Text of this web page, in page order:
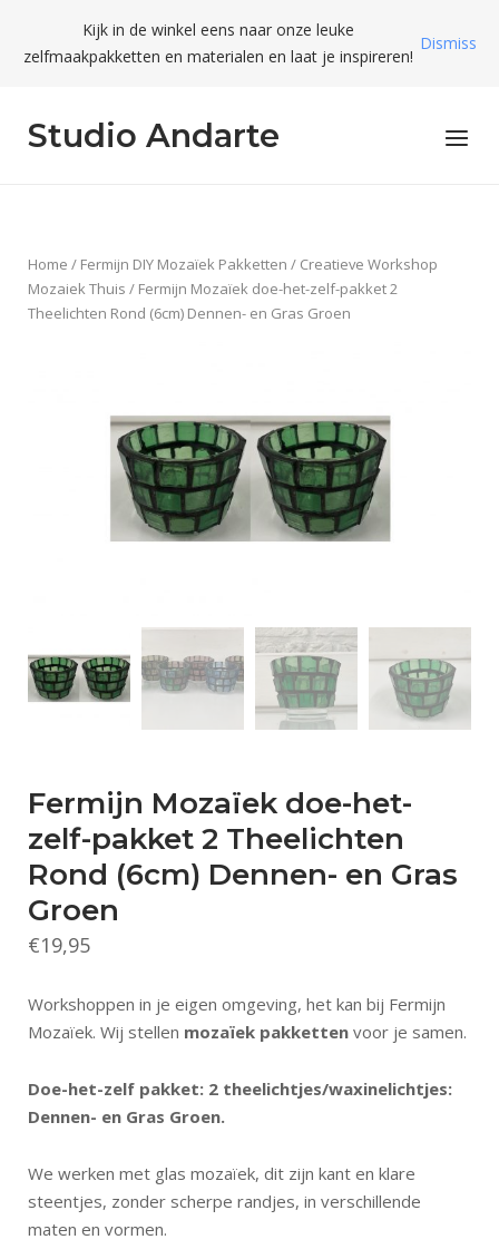
content
Kijk in de winkel eens naar onze leuke
zelfmaakpakketten en materialen en laat je inspireren!
Dismiss
Studio Andarte Menu
Home / Fermijn DIY Mozaïek Pakketten / Creatieve Workshop
Mozaiek Thuis / Fermijn Mozaïek doe-het-zelf-pakket 2
Theelichten Rond (6cm) Dennen- en Gras Groen
Fermijn Mozaïek doe-het-
zelf-pakket 2 Theelichten
Rond (6cm) Dennen- en Gras
Groen
€19,95
Workshoppen in je eigen omgeving, het kan bij Fermijn
Mozaïek. Wij stellen mozaïek pakketten voor je samen.
Doe-het-zelf pakket: 2 theelichtjes/waxinelichtjes:
Dennen- en Gras Groen.
We werken met glas mozaïek, dit zijn kant en klare
steentjes, zonder scherpe randjes, in verschillende
maten en vormen.